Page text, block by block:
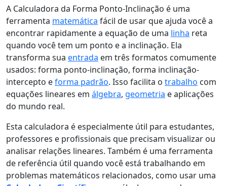
A Calculadora da Forma Ponto-Inclinação é uma
ferramenta matemática fácil de usar que ajuda você a
encontrar rapidamente a equação de uma linha reta
quando você tem um ponto e a inclinação. Ela
transforma sua entrada em três formatos comumente
usados: forma ponto-inclinação, forma inclinação-
intercepto eforma padrão. Isso facilita o trabalho com
equações lineares em álgebra, geometria e aplicações
do mundo real.
Esta calculadora é especialmente útil para estudantes,
professores e profissionais que precisam visualizar ou
analisar relações lineares. Também é uma ferramenta
de referência útil quando você está trabalhando em
problemas matemáticos relacionados, como usar uma